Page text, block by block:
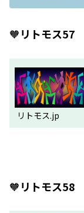
🧡リトモス57
リトモス.jp
🧡リトモス58